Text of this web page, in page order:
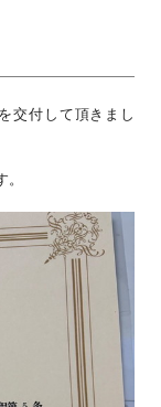
交付して頂きまし